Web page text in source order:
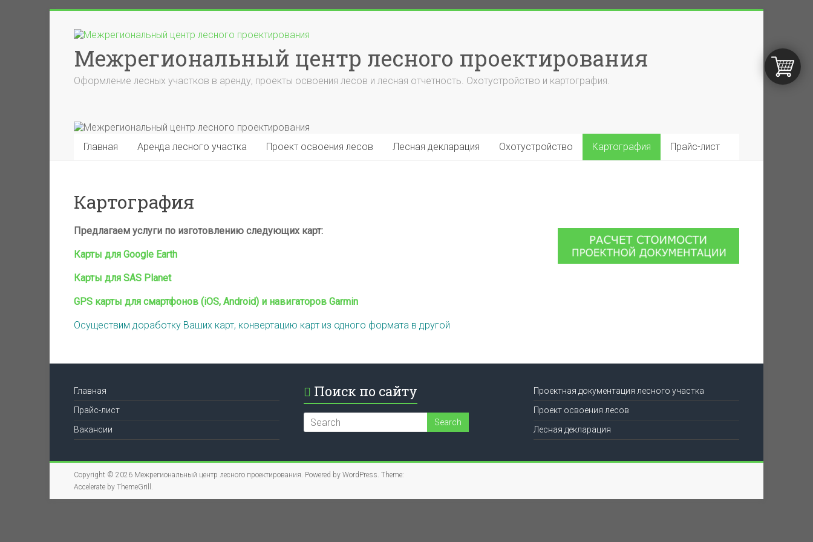
content
Межрегиональный центр лесного проектирования
Оформление лесных участков в аренду, проекты освоения лесов и лесная отчетность. Охотустройство и картография.
Главная Аренда лесного участка Проект освоения лесов Лесная декларация Охотустройство Картография Прайс-лист
Картография
Предлагаем услуги по изготовлению следующих карт:
Карты для Google Earth
Карты для SAS Planet
GPS карты для смартфонов (iOS, Android) и навигаторов Garmin
Осуществим доработку Ваших карт, конвертацию карт из одного формата в другой
Главная
Прайс-лист
Вакансии
Поиск по сайту
Проектная документация лесного участка
Проект освоения лесов
Лесная декларация
Copyright © 2026 Межрегиональный центр лесного проектирования. Powered by WordPress. Theme:
Accelerate by ThemeGrill .